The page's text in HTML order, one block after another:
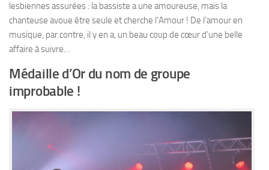
lesbiennes assurées : la bassiste a une amoureuse, mais la
chanteuse avoue être seule et cherche l’Amour ! De l’amour en
musique, par contre, il y en a, un beau coup de cœur d’une belle
affaire à suivre…
Médaille d’Or du nom de groupe
improbable !